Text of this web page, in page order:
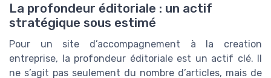
La profondeur éditoriale : un actif
stratégique sous estimé
Pour un site d’accompagnement à la creation
entreprise, la profondeur éditoriale est un actif clé. Il
ne s’agit pas seulement du nombre d’articles, mais de